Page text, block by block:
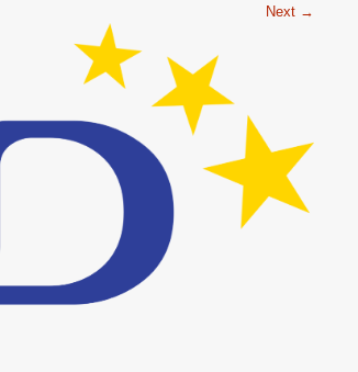
Next →